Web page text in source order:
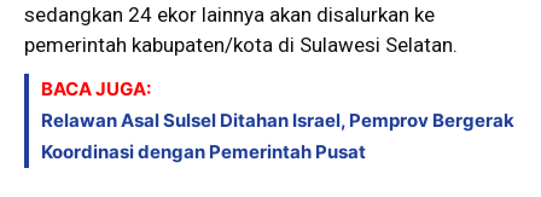
sedangkan 24 ekor lainnya akan disalurkan ke
pemerintah kabupaten/kota di Sulawesi Selatan.
BACA JUGA:
Relawan Asal Sulsel Ditahan Israel, Pemprov Bergerak
Koordinasi dengan Pemerintah Pusat